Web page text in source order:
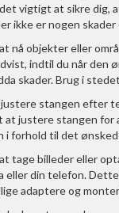
vigtigt at sikre dig,
ikke er nogen skader
nå objekter eller
indtil du når den
skader. Brug i
stangen efter
at justere stangen
i forhold til det
tage billeder eller
eller din telefon.
adaptere og